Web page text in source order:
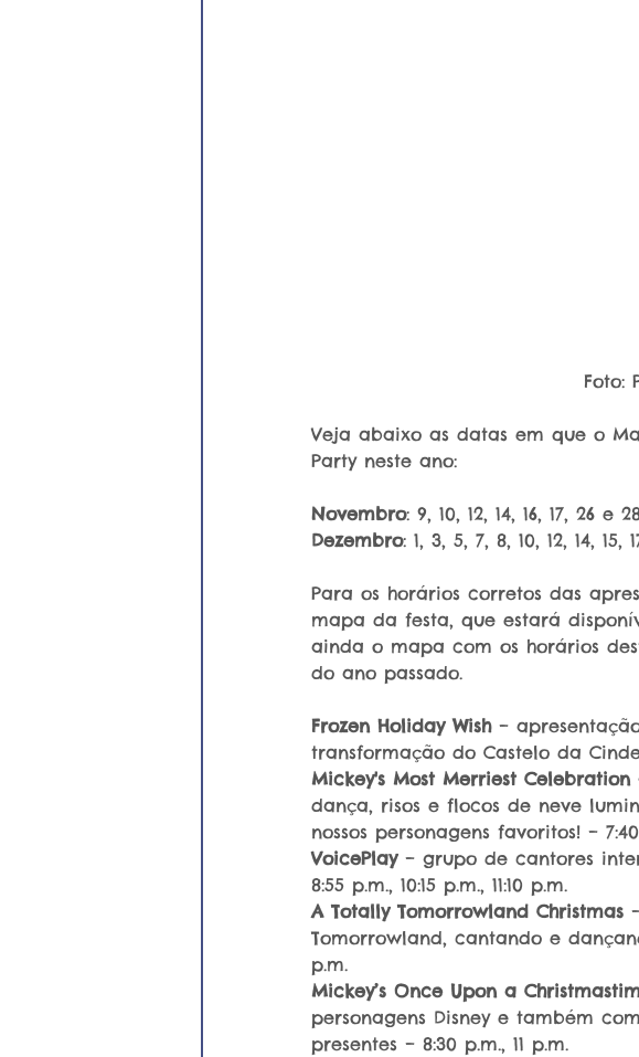
Foto:
Veja abaixo as datas em que o
Party neste ano:
Novembro: 9, 10, 12, 14, 16, 17, 26 e
Dezembro: 1, 3, 5, 7, 8, 10, 12, 14, 15,
Para os horários corretos das
mapa da festa, que estará
ainda o mapa com os horários
do ano passado.
Frozen Holiday Wish –
transformação do Castelo da
Mickey's Most Merriest Celebration
dança, risos e flocos de neve
nossos personagens favoritos! –
VoicePlay – grupo de cantores
8:55 p.m., 10:15 p.m., 11:10 p.m.
A Totally Tomorrowland Christmas
Tomorrowland, cantando e
p.m.
Mickey’s Once Upon a
personagens Disney e também
presentes – 8:30 p.m., 11 p.m.